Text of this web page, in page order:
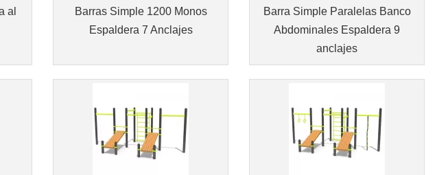
al
Barras Simple 1200 Monos
Espaldera 7 Anclajes
Barra Simple Paralelas Banco
Abdominales Espaldera 9
anclajes